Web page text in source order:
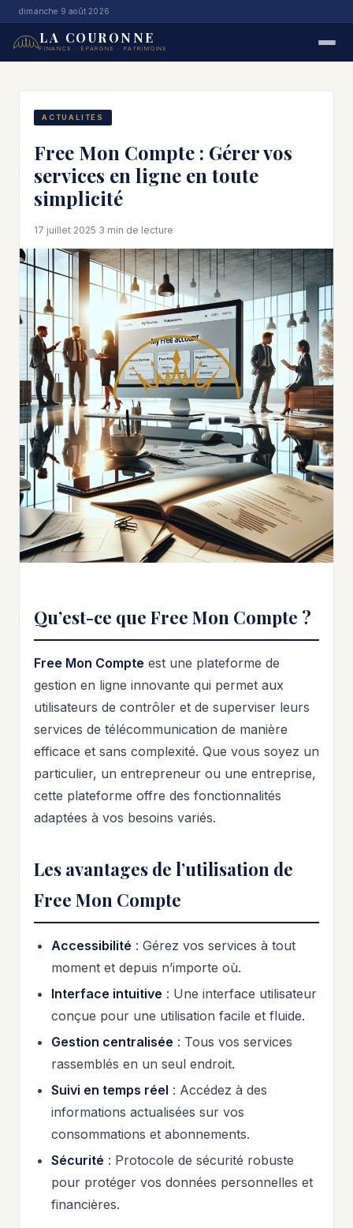
dimanche 9 août 2026
LA COURONNE
FINANCE · ÉPARGNE · PATRIMOINE
ACTUALITÉS
Free Mon Compte : Gérer vos
services en ligne en toute
simplicité
17 juillet 2025·3 min de lecture
Qu’est-ce que Free Mon Compte ?
Free Mon Compte est une plateforme de
gestion en ligne innovante qui permet aux
utilisateurs de contrôler et de superviser leurs
services de télécommunication de manière
efficace et sans complexité. Que vous soyez un
particulier, un entrepreneur ou une entreprise,
cette plateforme offre des fonctionnalités
adaptées à vos besoins variés.
Les avantages de l’utilisation de
Free Mon Compte
Accessibilité : Gérez vos services à tout
moment et depuis n’importe où.
Interface intuitive : Une interface utilisateur
conçue pour une utilisation facile et fluide.
Gestion centralisée : Tous vos services
rassemblés en un seul endroit.
Suivi en temps réel : Accédez à des
informations actualisées sur vos
consommations et abonnements.
Sécurité : Protocole de sécurité robuste
pour protéger vos données personnelles et
financières.